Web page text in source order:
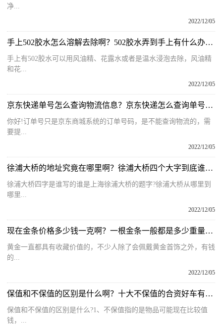
净...
2022/12/05
手上502胶水怎么溶解去除啊？502胶水弄到手上有什么办法去掉？
手上有502胶水可以用风油精、花露水或者是温水浸泡去除，风油精
和花...
2022/12/05
京东快递单号怎么查询物流信息？京东快递怎么查询单号详情呢？
你好!订单号只是京东商城系统的订单号码，是不能查询物流的，需
要提...
2022/12/05
徐浦大桥的地址究竟在哪里啊？徐浦大桥四个大字到底谁题写的呢？
徐浦大桥四字是谁写的谁是上海徐浦大桥的题字?徐浦大桥从哪里到
哪里...
2022/12/05
现在金条价格多少钱一克啊？一根金条一般都是多少重量的多少克？
黄金一直都具有收藏价值的，不少人除了会佩戴黄金首饰之外，有钱
的...
2022/12/05
保值和不保值的区别是什么啊？十大不保值的合资好车有哪些呢？
保值和不保值的区别是什么?1、不保值指的是物品可能现在比较值
钱，...